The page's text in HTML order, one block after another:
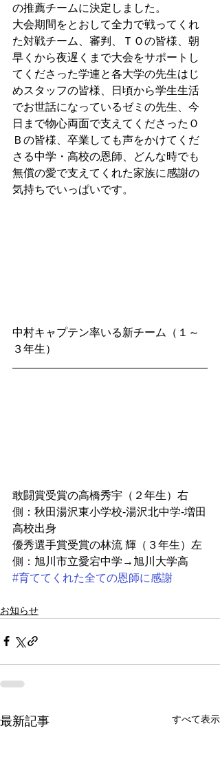
の推薦チームに決定しました。
大会期間をとおして全力で戦ってくれ
た対戦チーム、審判、ＴＯの皆様、朝
早くから夜遅くまで大会をサポートし
てくださった学連と各大学の先生はじ
めスタッフの皆様、日頃から学生生活
でお世話になっているゼミの先生、今
日まで物心両面で支えてくださったＯ
Ｂの皆様、卒業しても声をかけてくだ
さる中学・高校の恩師、どんな時でも
無償の愛で支えてくれた家族に感謝の
気持ちでいっぱいです。
中村キャプテン率いる新チーム（１～
３年生）
敢闘賞受賞の高橋秀宇（２年生）右
側：秋田湯沢東小学校-湯沢北中学-増田
高校出身
優秀選手賞受賞の林流 輝（３年生）左
側：旭川市立愛宕中学→旭川大学高
#育ててくれた全ての恩師に感謝
お知らせ
最新記事 すべて表示